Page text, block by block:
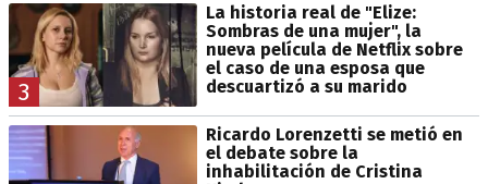
3
La historia real de "Elize:
Sombras de una mujer", la
nueva película de Netflix sobre
el caso de una esposa que
descuartizó a su marido
Ricardo Lorenzetti se metió en
el debate sobre la
inhabilitación de Cristina